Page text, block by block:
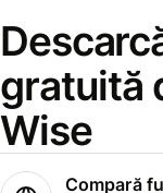
gratuită
Wise
Compară